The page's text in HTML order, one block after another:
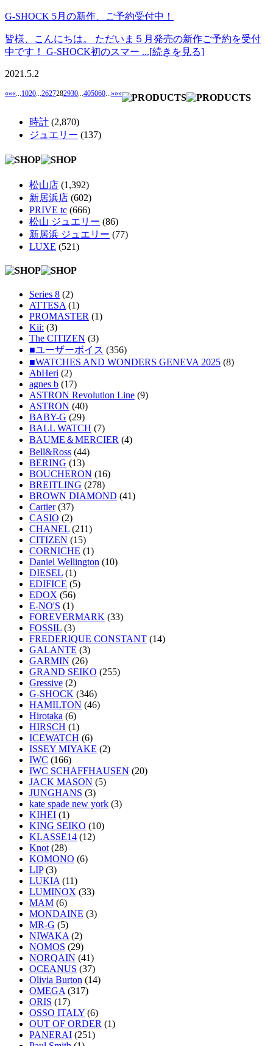
G-SHOCK 5月の新作、ご予約受付中！
皆様、こんにちは。 ただいま５月発売の新作ご予約を受付
中です！ G-SHOCK初のスマー ...[続きを見る]
2021.5.2
««« 1020 2627282930 405060 »»»
時計 (2,870)
ジュエリー (137)
松山店 (1,392)
新居浜店 (602)
PRIVE tc (666)
松山 ジュエリー (86)
新居浜 ジュエリー (77)
LUXE (521)
Series 8 (2)
ATTESA (1)
PROMASTER (1)
Kii: (3)
The CITIZEN (3)
■ユーザーボイス (356)
■WATCHES AND WONDERS GENEVA 2025 (8)
AbHeri (2)
agnes b (17)
ASTRON Revolution Line (9)
ASTRON (40)
BABY-G (29)
BALL WATCH (7)
BAUME＆MERCIER (4)
Bell&Ross (44)
BERING (13)
BOUCHERON (16)
BREITLING (278)
BROWN DIAMOND (41)
Cartier(37)
CASIO (2)
CHANEL (211)
CITIZEN (15)
CORNICHE (1)
Daniel Wellington (10)
DIESEL (1)
EDIFICE (5)
EDOX (56)
E-NO'S (1)
FOREVERMARK (33)
FOSSIL (3)
FREDERIQUE CONSTANT (14)
GALANTE (3)
GARMIN (26)
GRAND SEIKO (255)
Gressive (2)
G-SHOCK (346)
HAMILTON (46)
Hirotaka (6)
HIRSCH (1)
ICEWATCH (6)
ISSEY MIYAKE (2)
IWC (166)
IWC SCHAFFHAUSEN (20)
JACK MASON (5)
JUNGHANS (3)
kate spade new york (3)
KIHEI (1)
KING SEIKO (10)
KLASSE14 (12)
Knot (28)
KOMONO (6)
LIP(3)
LUKIA (11)
LUMINOX (33)
MAM (6)
MONDAINE (3)
MR-G (5)
NIWAKA (2)
NOMOS (29)
NORQAIN (41)
OCEANUS (37)
Olivia Burton (14)
OMEGA (317)
ORIS (17)
OSSO ITALY (6)
OUT OF ORDER (1)
PANERAI (251)